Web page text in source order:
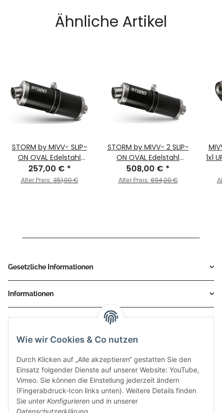
Wie wir Cookies & Co nutzen
Durch Klicken auf „Alle akzeptieren“ gestatten Sie den
Einsatz folgender Dienste auf unserer Website: YouTube,
Vimeo. Sie können die Einstellung jederzeit ändern
(Fingerabdruck-Icon links unten). Weitere Details finden
Sie unter Konfigurieren und in unserer
Ähnliche Artikel
STORM by MIVV- SLIP-
ON OVAL Edelstahl
Schwarz für BMW F 800
S / ST Bj. 2006 > 2012
257,00 € *
Alter Preis:351,00 €
STORM by MIVV- 2 SLIP-
ON OVAL Edelstahl
Schwarz für YAMAHA
TDM 900 Bj. 2002 > 2014
508,00 € *
Alter Preis:694,00 €
1x1
Gesetzliche Informationen
Informationen